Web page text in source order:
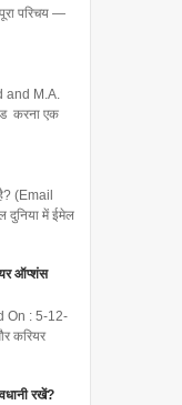
परिचय —
and M.A.
करना एक
(Email
में ईमेल
ऑप्शंस
On : 5-12-
करियर
रखें?